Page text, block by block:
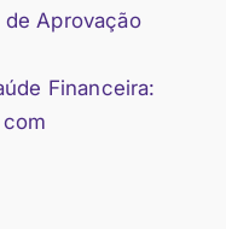
Aprovação
Financeira: